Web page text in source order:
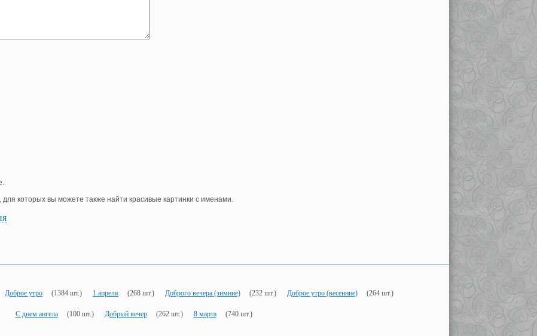
которых вы можете также найти красивые картинки с именами.
Доброе утро (1384 шт.) 1 апреля (268 шт.) Доброго вечера (зимние) (232 шт.) Доброе утро (весенние) (264 шт.)
С днем ангела (100 шт.) Добрый вечер (262 шт.) 8 марта (740 шт.)